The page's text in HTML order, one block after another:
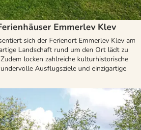
Emmerlev Klev
sich der Ferienort Emmerlev Klev am
Landschaft rund um den Ort lädt zu
locken zahlreiche kulturhistorische
Ausflugsziele und einzigartige